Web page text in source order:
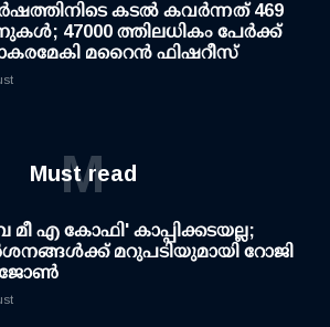
കടല്‍ കവര്‍ന്നത് 469
47000 ത്തിലധികം പേര്‍ക്ക്
മറൈന്‍ ഫിഷറീസ്
Must read
M
എ കോഫി' കാപ്പിക്കടയല്ല;
മറുപടിയുമായി റോജി
ജോണ്‍